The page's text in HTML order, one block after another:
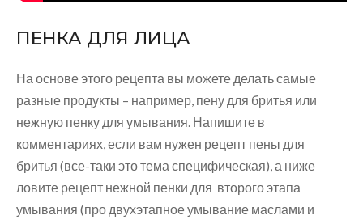
ПЕНКА ДЛЯ ЛИЦА
На основе этого рецепта вы можете делать самые
разные продукты – например, пену для бритья или
нежную пенку для умывания. Напишите в
комментариях, если вам нужен рецепт пены для
бритья (все-таки это тема специфическая), а ниже
ловите рецепт нежной пенки для второго этапа
умывания (про двухэтапное умывание маслами и